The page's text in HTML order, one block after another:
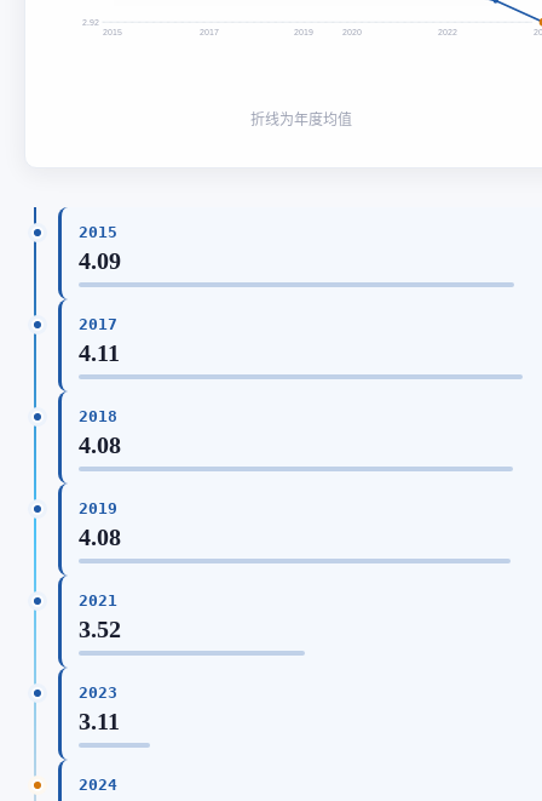
2.92
2015 2017 2019 2020 2022
折线为年度均值
2015
4.09
2017
4.11
2018
4.08
2019
4.08
2021
3.52
2023
3.11
2024